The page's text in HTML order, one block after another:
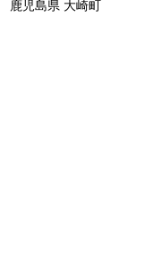
鹿児島県 大崎町